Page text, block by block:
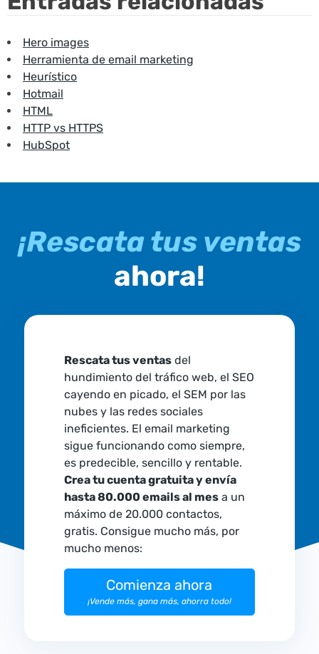
Hero images
Herramienta de email marketing
Heurístico
Hotmail
HTML
HTTP vs HTTPS
HubSpot
¡Rescata tus ventas
ahora!
Rescata tus ventasdel
hundimiento del tráfico web, el SEO
cayendo en picado, el SEM por las
nubes y las redes sociales
ineficientes. El email marketing
sigue funcionando como siempre,
es predecible, sencillo y rentable.
Crea tu cuenta gratuita y envía
hasta 80.000 emails al mesa un
máximo de 20.000 contactos,
gratis. Consigue mucho más, por
mucho menos:
Comienza ahora
¡Vende más, gana más, ahorra todo!